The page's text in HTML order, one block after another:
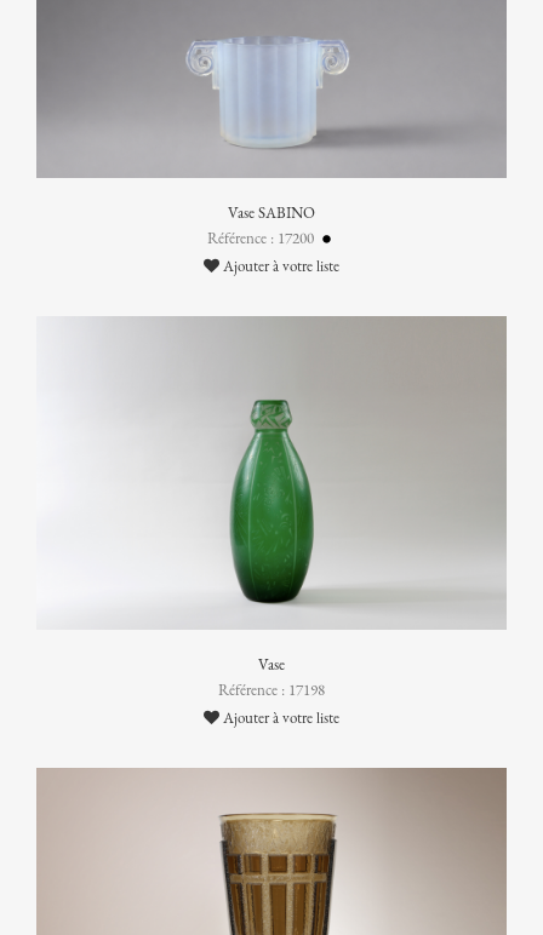
Vase SABINO
Référence : 17200
Ajouter à votre liste
Vase
Référence : 17198
Ajouter à votre liste